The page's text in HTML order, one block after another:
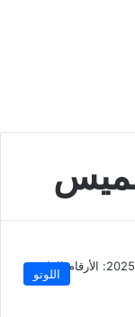
اللوتو